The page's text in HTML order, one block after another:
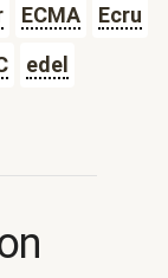
ECMA
Ecru
edel